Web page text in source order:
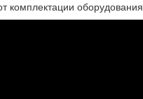
комплектации оборудования.